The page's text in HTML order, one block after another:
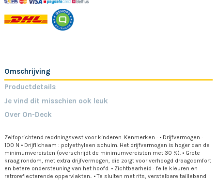
Omschrijving
Productdetails
Je vind dit misschien ook leuk
Over On-Deck
Zelfoprichtend reddningsvest voor kinderen. Kenmerken : • Drijfvermogen :
100 N • Drijflichaam : polyethyleen schuim. Het drijfvermogen is hoger dan de
minimumvereisten (overschrijdt de minimumvereisten met 30 %). • Grote
kraag rondom, met extra drijfvermogen, die zorgt voor verhoogd draagcomfort
en betere ondersteuning van het hoofd. • Zichtbaarheid : felle kleuren en
retroreflecterende oppervlakten.. • Te sluiten met rits, verstelbare tailleband